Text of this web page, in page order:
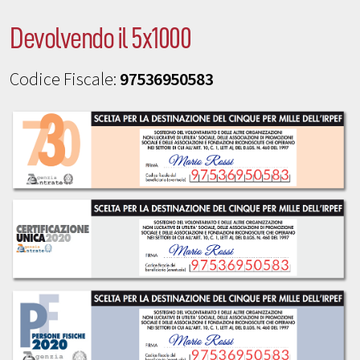
Devolvendo il 5x1000
Codice Fiscale:97536950583